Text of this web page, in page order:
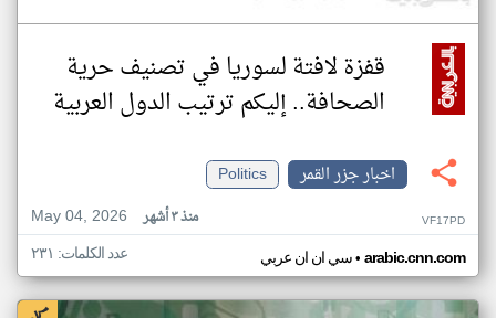
قفزة لافتة لسوريا في تصنيف حرية
الصحافة.. إليكم ترتيب الدول العربية
اخبار جزر القمر
Politics
May 04, 2026
منذ ٣ أشهر VF17PD
سي ان ان عربي• arabic.cnn.com عدد الكلمات: ٢٣١